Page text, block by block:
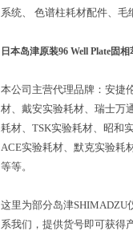
系统、 色谱柱耗材配件、
日本岛津原装96 Well Plate固
本公司主营代理品牌：安捷
材、戴安实验耗材、瑞士万
耗材、TSK实验耗材、昭和
ACE实验耗材、默克实验耗
等等。
这里为部分岛津SHIMADZU
系我们，提供货号即可获得